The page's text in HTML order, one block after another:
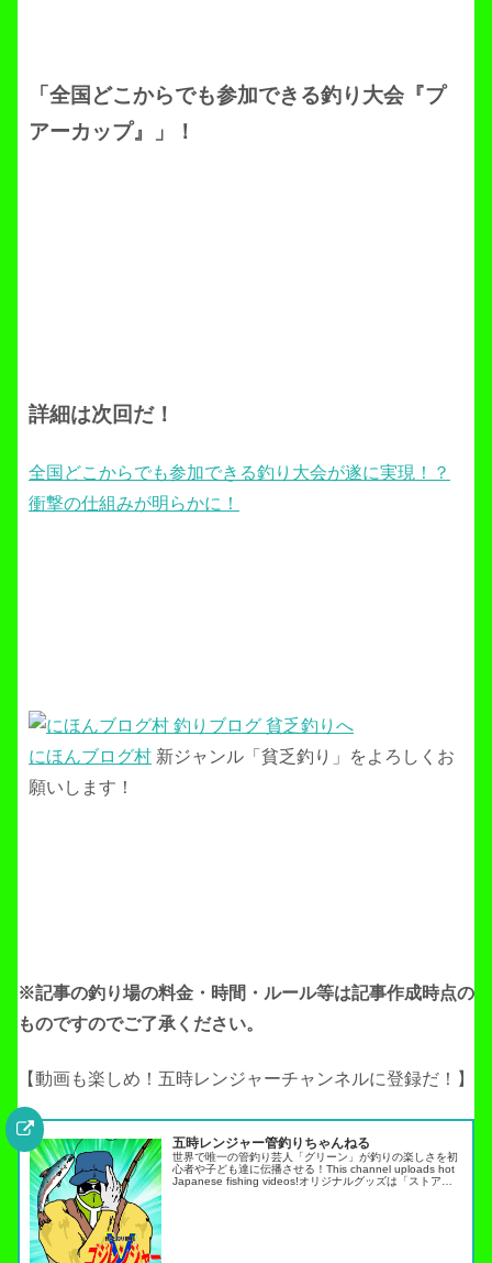
「全国どこからでも参加できる釣り大会『プ
アーカップ』」！
詳細は次回だ！
全国どこからでも参加できる釣り大会が遂に実現！？
衝撃の仕組みが明らかに！
にほんブログ村 新ジャンル「貧乏釣り」をよろしくお
願いします！
※記事の釣り場の料金・時間・ルール等は記事作成時点の
ものですのでご了承ください。
【動画も楽しめ！五時レンジャーチャンネルに登録だ！】
五時レンジャー管釣りちゃんねる
世界で唯一の管釣り芸人「グリーン」が釣りの楽しさを初
心者や子ども達に伝播させる！This channel uploads hot
Japanese fishing videos!オリジナルグッズは「ストア」